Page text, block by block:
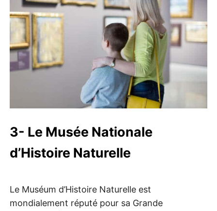
3- Le Musée Nationale
d’Histoire Naturelle
Le Muséum d’Histoire Naturelle est
mondialement réputé pour sa Grande